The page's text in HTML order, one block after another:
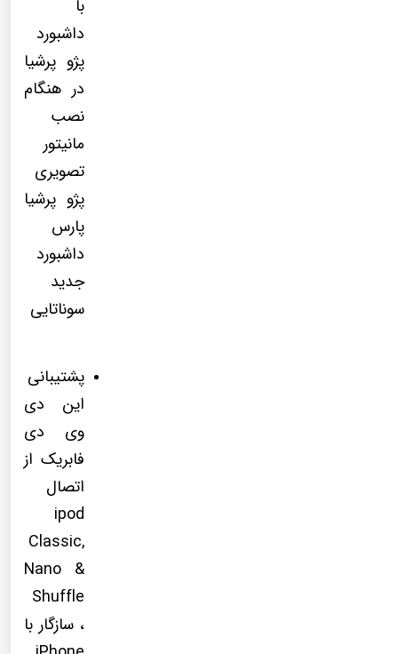
با
داشبورد
پژو پرشیا
در هنگام
نصب
مانیتور
تصویری
پژو پرشیا
پارس
داشبورد
جدید
سوناتایی
پشتیبانی
این دی
وی دی
فابریک از
اتصال
ipod
Classic,
Nano &
Shuffle
، سازگار با